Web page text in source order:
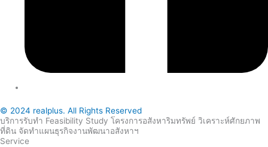
© 2024 realplus. All Rights Reserved
บริการรับทำ Feasibility Study โครงการอสังหาริมทรัพย์ วิเคราะห์ศักยภาพ
ที่ดิน จัดทำแผนธุรกิจงานพัฒนาอสังหาฯ
Service